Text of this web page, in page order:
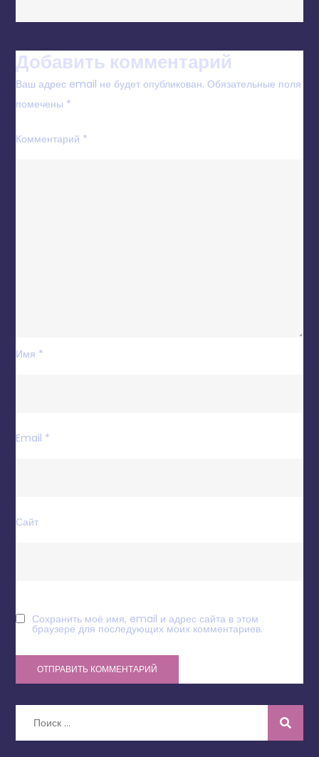
Добавить комментарий
Ваш адрес email не будет опубликован. Обязательные поля
помечены *
Комментарий *
Имя *
Email *
Сайт
Сохранить моё имя, email и адрес сайта в этом
браузере для последующих моих комментариев.